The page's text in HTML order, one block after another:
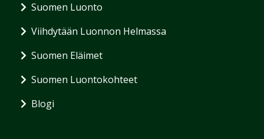
Suomen Luonto
Viihdytään Luonnon Helmassa
Suomen Eläimet
Suomen Luontokohteet
Blogi